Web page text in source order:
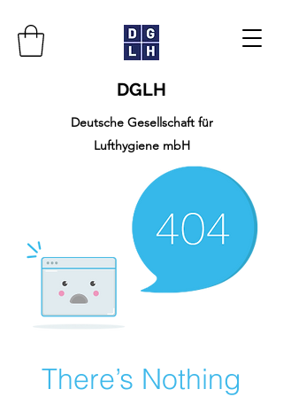
DGLH
Deutsche Gesellschaft für
Lufthygiene mbH
There’s Nothing